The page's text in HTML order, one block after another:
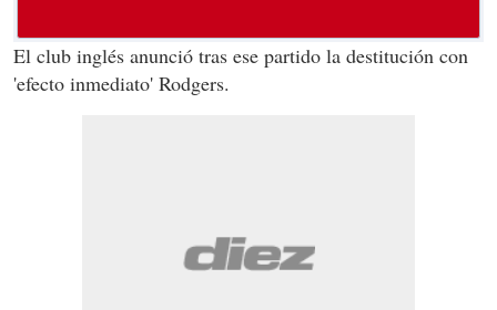
El club inglés anunció tras ese partido la destitución con
'efecto inmediato' Rodgers.